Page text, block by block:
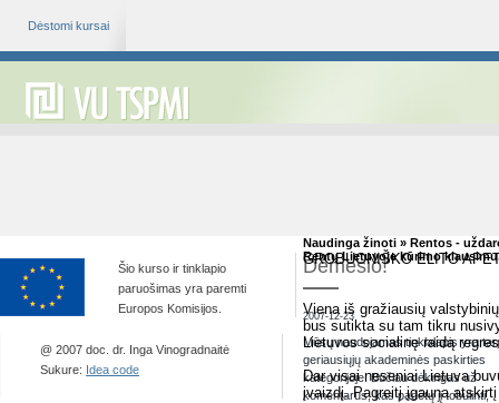
Dėstomi kursai
Naudinga žinoti » Rentos -
Rentų Lietuvoje kūrimo
GROBUONIŠKO ELITO
Viena iš gražiausių
bus sutikta su tam tikru
Lietuvos socialinę raidą
Dar visai neseniai Lietuva
įvaizdį. Pagreitį įgauna
Dėmesio!
2007-12-23
Mūsų naudojamas tinklalapis yra
geriausiųjų akademinės paskirties
kategorijoje. Būčiau dėkingas už
komentarus, kas padėtų jį tobulinti,
Šio kurso ir tinklapio
paruošimas yra paremti
Europos Komisijos.
@ 2007 doc. dr. Inga Vinogradnaitė
Sukure: Idea code